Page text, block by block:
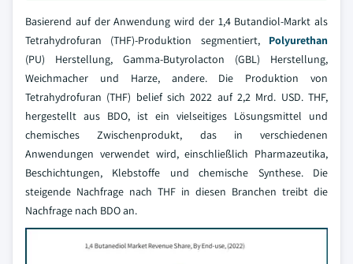
Basierend auf der Anwendung wird der 1,4 Butandiol-Markt als
Tetrahydrofuran (THF)-Produktion segmentiert, Polyurethan
(PU) Herstellung, Gamma-Butyrolacton (GBL) Herstellung,
Weichmacher und Harze, andere. Die Produktion von
Tetrahydrofuran (THF) belief sich 2022 auf 2,2 Mrd. USD. THF,
hergestellt aus BDO, ist ein vielseitiges Lösungsmittel und
chemisches Zwischenprodukt, das in verschiedenen
Anwendungen verwendet wird, einschließlich Pharmazeutika,
Beschichtungen, Klebstoffe und chemische Synthese. Die
steigende Nachfrage nach THF in diesen Branchen treibt die
Nachfrage nach BDO an.